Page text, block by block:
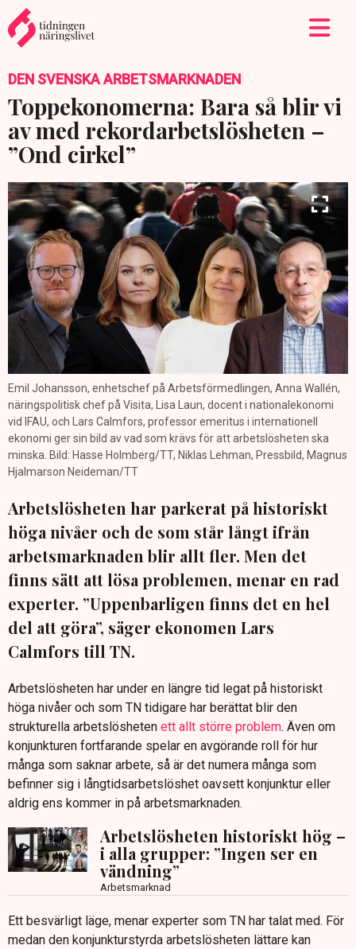
DEN SVENSKA ARBETSMARKNADEN
Toppekonomerna: Bara så blir vi
av med rekordarbetslösheten –
”Ond cirkel”
Emil Johansson, enhetschef på Arbetsförmedlingen, Anna Wallén,
näringspolitisk chef på Visita, Lisa Laun, docent i nationalekonomi
vid IFAU, och Lars Calmfors, professor emeritus i internationell
ekonomi ger sin bild av vad som krävs för att arbetslösheten ska
minska. Bild: Hasse Holmberg/TT, Niklas Lehman, Pressbild, Magnus
Hjalmarson Neideman/TT
Arbetslösheten har parkerat på historiskt
höga nivåer och de som står långt ifrån
arbetsmarknaden blir allt fler. Men det
finns sätt att lösa problemen, menar en rad
experter. ”Uppenbarligen finns det en hel
del att göra”, säger ekonomen Lars
Calmfors till TN.
Arbetslösheten har under en längre tid legat på historiskt
höga nivåer och som TN tidigare har berättat blir den
strukturella arbetslösheten ett allt större problem. Även om
konjunkturen fortfarande spelar en avgörande roll för hur
många som saknar arbete, så är det numera många som
befinner sig i långtidsarbetslöshet oavsett konjunktur eller
aldrig ens kommer in på arbetsmarknaden.
Arbetslösheten historiskt hög –
i alla grupper: ”Ingen ser en
vändning”
Arbetsmarknad
Ett besvärligt läge, menar experter som TN har talat med. För
medan den konjunkturstyrda arbetslösheten lättare kan